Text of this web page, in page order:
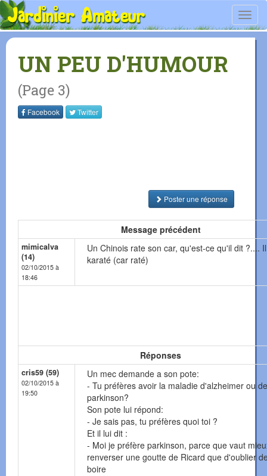
UN PEU D'HUMOUR
(Page 3)
Facebook Twitter
Poster une réponse
Message précédent
mimicalva
(14)
02/10/2015 à
18:46
Un Chinois rate son car, qu'est-ce qu'il dit ?....
karaté (car raté)
Réponses
cris59 (59)
02/10/2015 à
19:50
Un mec demande a son pote:
- Tu préfères avoir la maladie d'alzheimer ou de
parkinson?
Son pote lui répond:
- Je sais pas, tu préfères quoi toi ?
Et il lui dit :
- Moi je préfère parkinson, parce que vaut
renverser une goutte de Ricard que d'oublier
boire